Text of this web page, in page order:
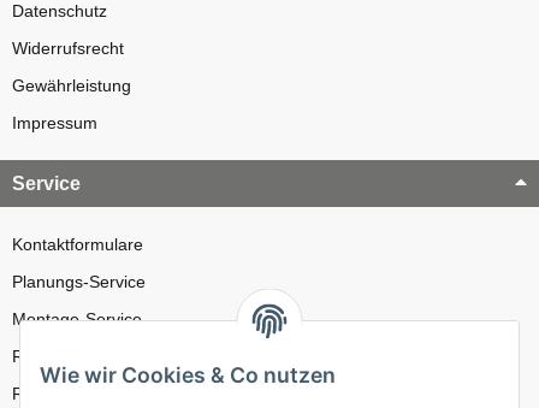
Datenschutz
Widerrufsrecht
Gewährleistung
Impressum
Service
Kontaktformulare
Planungs-Service
Montage-Service
Reparatur-Service
Retouren-Service
Wie wir Cookies & Co nutzen